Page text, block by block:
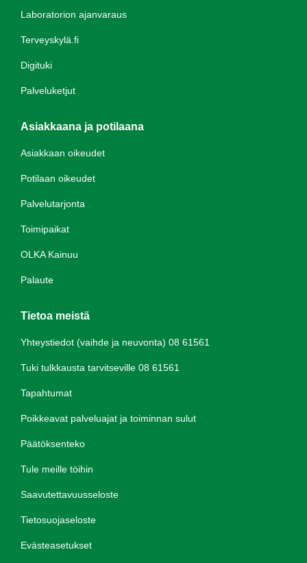
Laboratorion ajanvaraus
Terveyskylä.fi
Digituki
Palveluketjut
Asiakkaana ja potilaana
Asiakkaan oikeudet
Potilaan oikeudet
Palvelutarjonta
Toimipaikat
OLKA Kainuu
Palaute
Tietoa meistä
Yhteystiedot (vaihde ja neuvonta) 08 61561
Tuki tulkkausta tarvitseville 08 61561
Tapahtumat
Poikkeavat palveluajat ja toiminnan sulut
Päätöksenteko
Tule meille töihin
Saavutettavuusseloste
Tietosuojaseloste
Evästeasetukset